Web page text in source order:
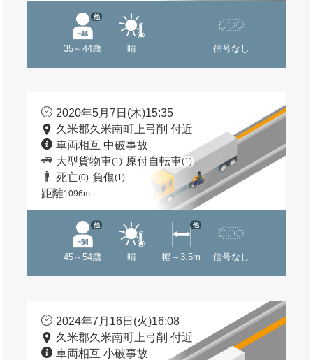
35～44歳
他
晴 信号なし
2020年5月7日(木)15:35
久米郡久米南町上弓削 付近
車両相互 中破事故
大型貨物車(1) 原付自転車(1)
死亡(0) 負傷(1)
距離1096m
45～54歳
他
晴 幅～3.5m
他
信号なし
2024年7月16日(火)16:08
久米郡久米南町上弓削 付近
車両相互 小破事故